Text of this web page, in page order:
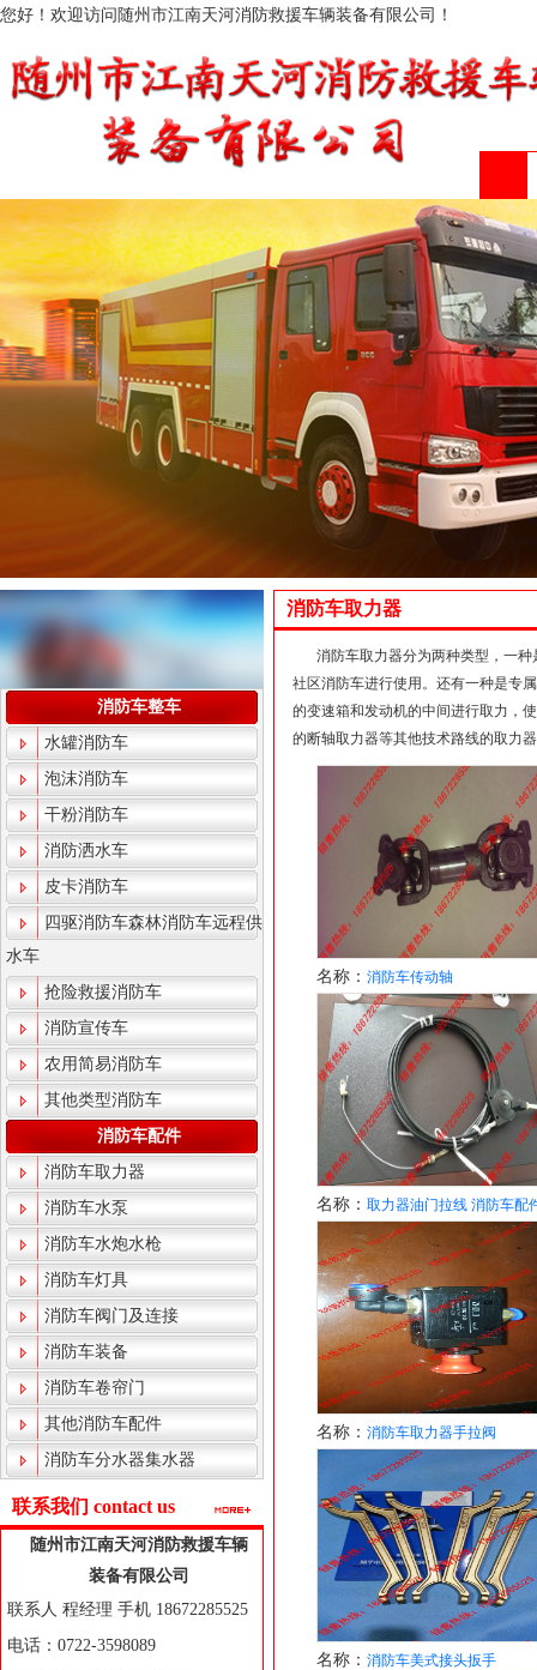
您好！欢迎访问随州市江南天河消防救援车辆装备有限公司！
消防车整车
水罐消防车
泡沫消防车
干粉消防车
消防洒水车
皮卡消防车
四驱消防车森林消防车远程供
水车
抢险救援消防车
消防宣传车
农用简易消防车
其他类型消防车
消防车配件
消防车取力器
消防车水泵
消防车水炮水枪
消防车灯具
消防车阀门及连接
消防车装备
消防车卷帘门
其他消防车配件
消防车分水器集水器
联系我们 contact us
随州市江南天河消防救援车辆
装备有限公司
联系人 程经理 手机 18672285525
电话：0722-3598089
消防车取力器
消防车取力器分为两种类型，一
社区消防车进行使用。还有一种是专
的变速箱和发动机的中间进行取力，
的断轴取力器等其他技术路线的取力
名称： 消防车传动轴
名称： 取力器油门拉线 消防车配
名称： 消防车取力器手拉阀
名称： 消防车美式接头扳手